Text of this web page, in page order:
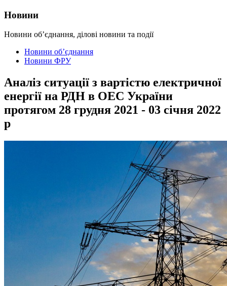
Новини
Новини об’єднання, ділові новини та події
Новини об’єднання
Новини ФРУ
Аналіз ситуації з вартістю електричної
енергії на РДН в ОЕС України
протягом 28 грудня 2021 - 03 січня 2022
р